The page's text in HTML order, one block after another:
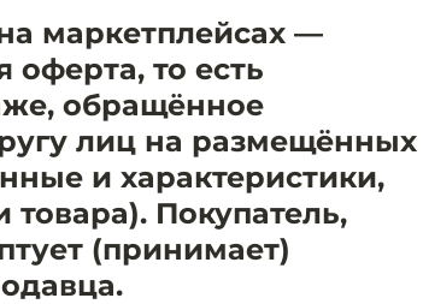
маркетплейсах —
оферта, то есть
обращённое
лиц на размещённых
и характеристики,
Покупатель,
(принимает)